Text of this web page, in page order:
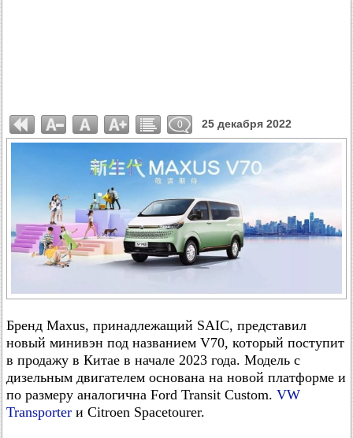
0 25 декабря 2022
Бренд Maxus, принадлежащий SAIC, представил
новый минивэн под названием V70, который поступит
в продажу в Китае в начале 2023 года. Модель с
дизельным двигателем основана на новой платформе и
по размеру аналогична Ford Transit Custom. VW
Transporter и Citroen Spacetourer.